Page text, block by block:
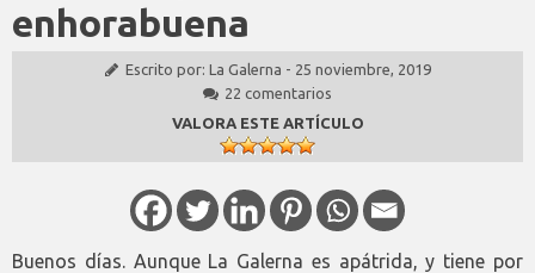
enhorabuena
Escrito por: La Galerna - 25 noviembre, 2019
22 comentarios
VALORA ESTE ARTÍCULO
Buenos días. Aunque La Galerna es apátrida, y tiene por